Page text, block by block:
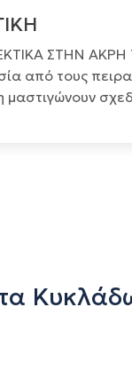
ΣΤΗΝ ΑΚΡΗ
από τους
μαστιγώνουν